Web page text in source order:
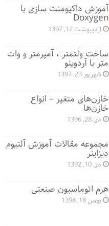
آموزش داکیومنت سازی با
Doxygen
اردیبهشت 12, 1397
ساخت ولتمتر ، آمپرمتر و وات
متر با آردوینو
شهریور 23, 1397
خازن‌های متغیر – انواع
خازن‌ها
دی 28, 1396
مجموعه مقالات آموزش آلتیوم
دیزاینر
دی 10, 1392
هرم اتوماسیون صنعتی
بهمن 18, 1398